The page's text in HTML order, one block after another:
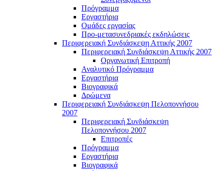
Πρόγραμμα
Εργαστήρια
Ομάδες εργασίας
Προ-μετασυνεδριακές εκδηλώσεις
Περιφερειακή Συνδιάσκεψη Αττικής 2007
Περιφερειακή Συνδιάσκεψη Αττικής 2007
Οργανωτική Επιτροπή
Αναλυτικό Πρόγραμμα
Εργαστήρια
Βιογραφικά
Δρώμενα
Περιφερειακή Συνδιάσκεψη Πελοποννήσου
2007
Περιφερειακή Συνδιάσκεψη
Πελοποννήσου 2007
Επιτροπές
Πρόγραμμα
Εργαστήρια
Βιογραφικά